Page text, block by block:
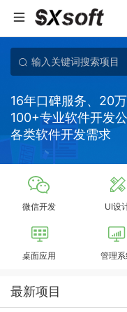
16年口碑服务、20万
100+专业软件开发
各类软件开发需求
微信开发 UI设
桌面应用 管理
最新项目